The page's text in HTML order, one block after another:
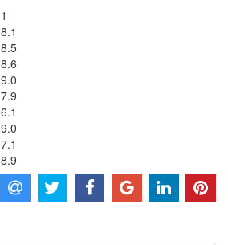
1
8.1
8.5
8.6
9.0
7.9
6.1
9.0
7.1
8.9